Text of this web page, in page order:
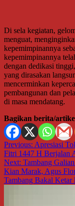
Di sela kegiatan,
menguat,
kepemimpinannya
kepemimpinannya
dengan dedikasi
yang dirasakan
mencerminkan
pembangunan dan
di masa mendatang.
Bagikan berita/
Navigasi
pos
Previous: Apresiasi
Fitri 1447 H Berjalan
Next: Tambang
Kian Marak, Agus
Tambang Bakal Ketar